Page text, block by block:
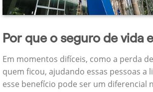
Por que o seguro de
Em momentos difíceis, como a perda
quem ficou, ajudando essas pessoas a
esse benefício pode ser um